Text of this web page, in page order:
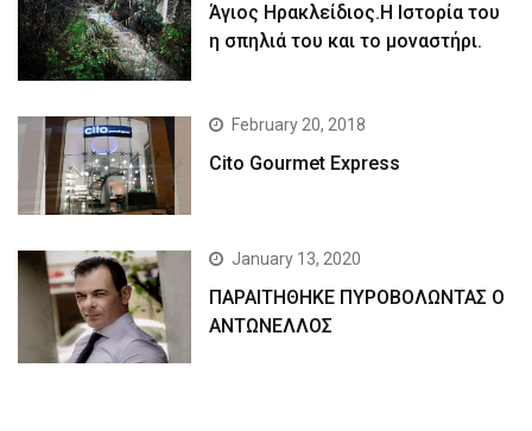
Άγιος Ηρακλείδιος.Η Ιστορία του
η σπηλιά του και το μοναστήρι.
February 20, 2018
Cito Gourmet Express
January 13, 2020
ΠΑΡΑΙΤΗΘΗΚΕ ΠΥΡΟΒΟΛΩΝΤΑΣ Ο
ΑΝΤΩΝΕΛΛΟΣ